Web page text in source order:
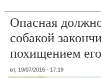
Опасная
собакой
похищением
вт, 19/07/2016 - 17:19